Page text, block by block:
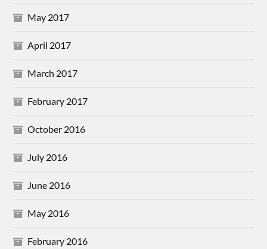
May 2017
April 2017
March 2017
February 2017
October 2016
July 2016
June 2016
May 2016
February 2016